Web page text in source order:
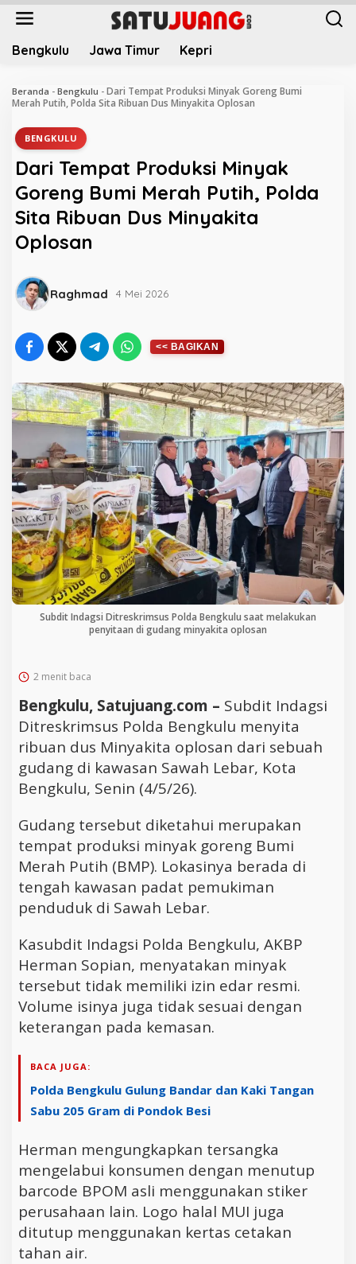
L
Bengkulu Jawa Timur Kepri
Beranda - Bengkulu - Dari Tempat Produksi Minyak Goreng Bumi
Merah Putih, Polda Sita Ribuan Dus Minyakita Oplosan
BENGKULU
Dari Tempat Produksi Minyak
Goreng Bumi Merah Putih, Polda
Sita Ribuan Dus Minyakita
Oplosan
Raghmad 4 Mei 2026
Subdit Indagsi Ditreskrimsus Polda Bengkulu saat melakukan
penyitaan di gudang minyakita oplosan
2 menit baca
Bengkulu, Satujuang.com – Subdit Indagsi
Ditreskrimsus Polda Bengkulu menyita
ribuan dus Minyakita oplosan dari sebuah
gudang di kawasan Sawah Lebar, Kota
Bengkulu, Senin (4/5/26).
Gudang tersebut diketahui merupakan
tempat produksi minyak goreng Bumi
Merah Putih (BMP). Lokasinya berada di
tengah kawasan padat pemukiman
penduduk di Sawah Lebar.
Kasubdit Indagsi Polda Bengkulu, AKBP
Herman Sopian, menyatakan minyak
tersebut tidak memiliki izin edar resmi.
Volume isinya juga tidak sesuai dengan
keterangan pada kemasan.
BACA JUGA:
Polda Bengkulu Gulung Bandar dan Kaki Tangan
Sabu 205 Gram di Pondok Besi
Herman mengungkapkan tersangka
mengelabui konsumen dengan menutup
barcode BPOM asli menggunakan stiker
perusahaan lain. Logo halal MUI juga
ditutup menggunakan kertas cetakan
tahan air.